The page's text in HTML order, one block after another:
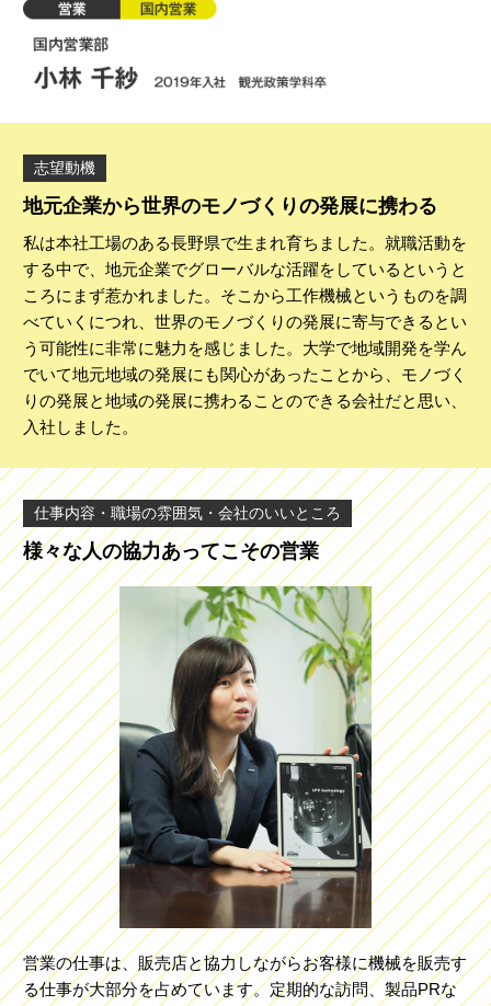
志望動機
地元企業から世界のモノづくりの発展に携わる
私は本社工場のある長野県で生まれ育ちました。就職活動を
する中で、地元企業でグローバルな活躍をしているというと
ころにまず惹かれました。そこから工作機械というものを調
べていくにつれ、世界のモノづくりの発展に寄与できるとい
う可能性に非常に魅力を感じました。大学で地域開発を学ん
でいて地元地域の発展にも関心があったことから、モノづく
りの発展と地域の発展に携わることのできる会社だと思い、
入社しました。
仕事内容・職場の雰囲気・会社のいいところ
様々な人の協力あってこその営業
営業の仕事は、販売店と協力しながらお客様に機械を販売す
る仕事が大部分を占めています。定期的な訪問、製品PRな